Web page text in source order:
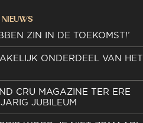
ZIN IN DE TOEKOMST!’
ONDERDEEL VAN HET
CRU MAGAZINE TER ERE
JUBILEUM